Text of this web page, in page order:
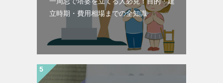
立時期・費用相場までの全知識